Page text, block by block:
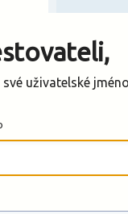
Změnit měnu
uživatelské